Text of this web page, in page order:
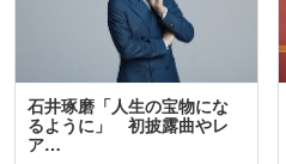
石井琢磨「人生の宝物にな
るように」 初披露曲やレ
ア…